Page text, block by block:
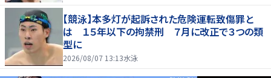
【競泳】本多灯が起訴された危険運転致傷罪と
は １５年以下の拘禁刑 ７月に改正で３つの類
型に
2026/08/07 13:13水泳